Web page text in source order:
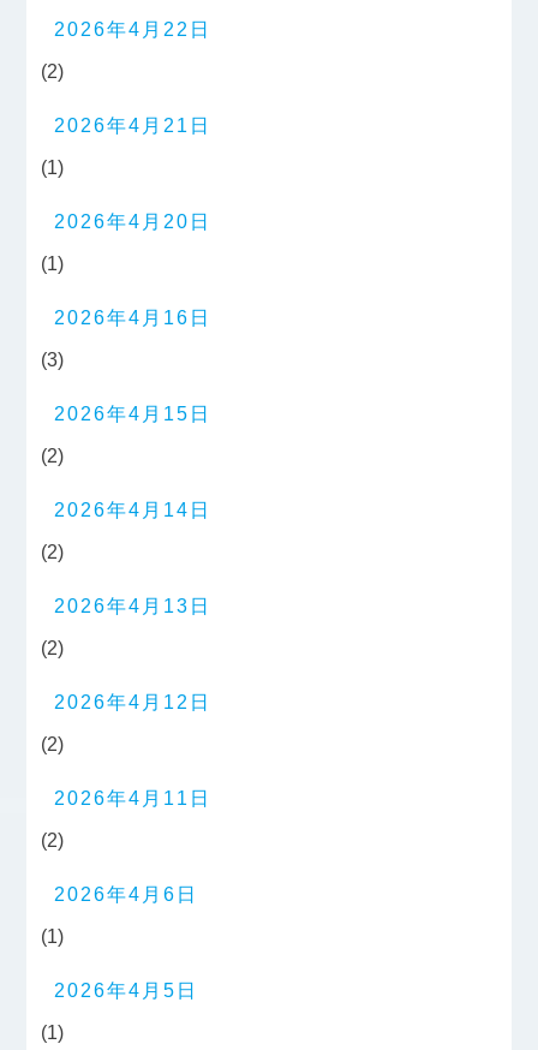
2026年4月22日
(2)
2026年4月21日
(1)
2026年4月20日
(1)
2026年4月16日
(3)
2026年4月15日
(2)
2026年4月14日
(2)
2026年4月13日
(2)
2026年4月12日
(2)
2026年4月11日
(2)
2026年4月6日
(1)
2026年4月5日
(1)